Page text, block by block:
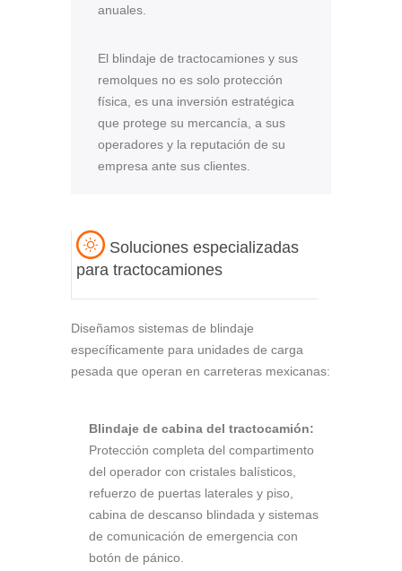
anuales.
El blindaje de tractocamiones y sus
remolques no es solo protección
física, es una inversión estratégica
que protege su mercancía, a sus
operadores y la reputación de su
empresa ante sus clientes.
Soluciones especializadas
para tractocamiones
Diseñamos sistemas de blindaje
específicamente para unidades de carga
pesada que operan en carreteras mexicanas:
Blindaje de cabina del tractocamión:
Protección completa del compartimento
del operador con cristales balísticos,
refuerzo de puertas laterales y piso,
cabina de descanso blindada y sistemas
de comunicación de emergencia con
botón de pánico.